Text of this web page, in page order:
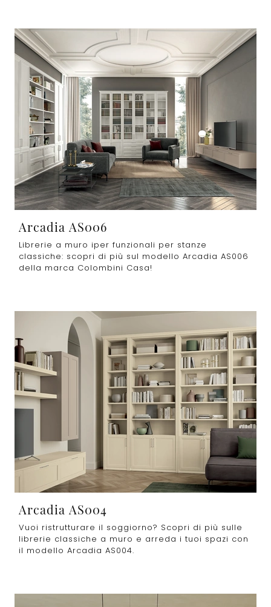
Arcadia AS006
Librerie a muro iper funzionali per stanze
classiche: scopri di più sul modello Arcadia AS006
della marca Colombini Casa!
Arcadia AS004
Vuoi ristrutturare il soggiorno? Scopri di più sulle
librerie classiche a muro e arreda i tuoi spazi con
il modello Arcadia AS004.